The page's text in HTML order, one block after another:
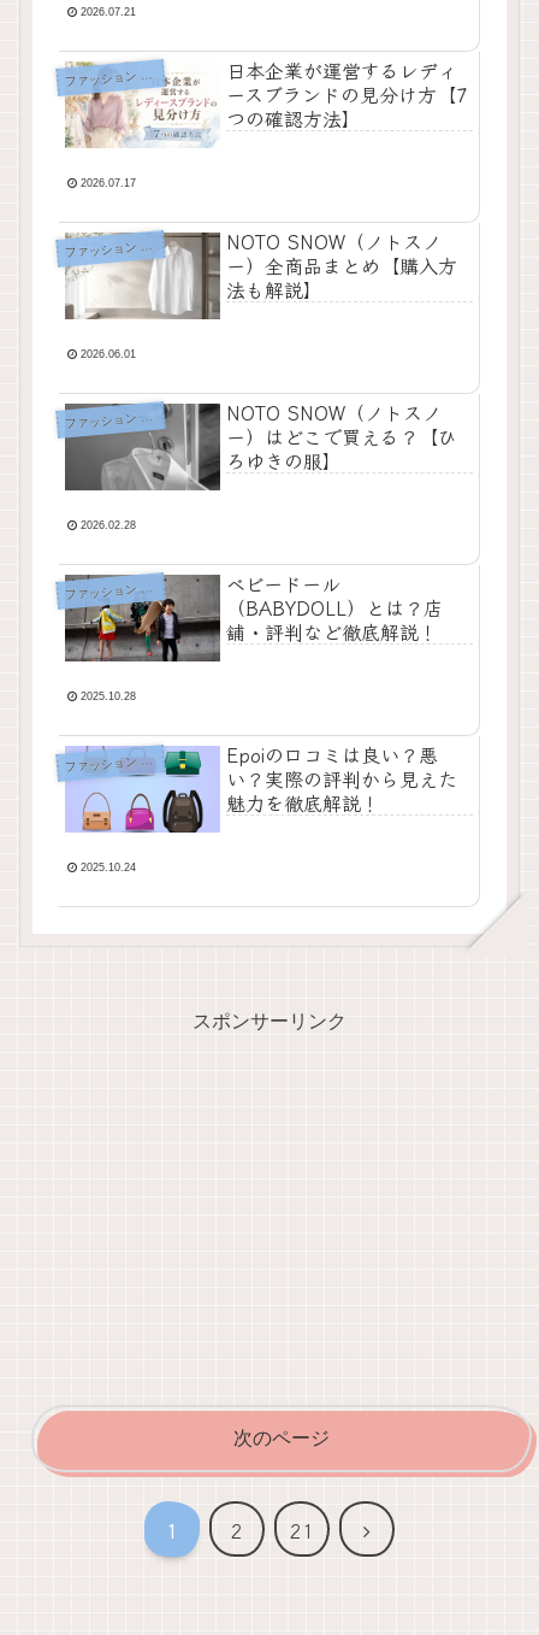
2026.07.21
フ
ァッション ブログ
日本企業が運営するレディ
ースブランドの見分け方【7
つの確認方法】
2026.07.17
フ
ァッション ブログ
NOTO SNOW（ノトスノ
ー）全商品まとめ【購入方
法も解説】
2026.06.01
フ
ァッション ブログ
NOTO SNOW（ノトスノ
ー）はどこで買える？【ひ
ろゆきの服】
2026.02.28
フ
ァッション ブログ
ベビードール
（BABYDOLL）とは？店
舗・評判など徹底解説！
2025.10.28
フ
ァッション ブログ
Epoiの口コミは良い？悪
い？実際の評判から見えた
魅力を徹底解説！
2025.10.24
スポンサーリンク
次のページ
1 2 21
次